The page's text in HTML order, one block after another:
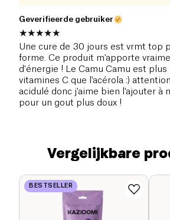
Geverifieerde gebruiker
Une cure de 30 jours est vrmt top
forme. Ce produit m'apporte
d'énergie ! Le Camu Camu est plus
vitamines C que l'acérola :)
acidulé donc j'aime bien l'ajouter à
pour un gout plus doux !
Vergelijkbare
BESTSELLER